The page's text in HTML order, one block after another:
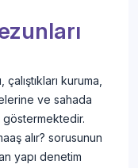
kuruma,
ve sahada
göstermektedir.
alır? sorusunun
yapı denetim